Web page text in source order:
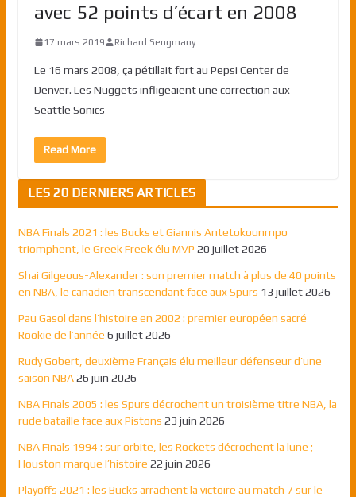
avec 52 points d’écart en 2008
17 mars 2019 Richard Sengmany
Le 16 mars 2008, ça pétillait fort au Pepsi Center de
Denver. Les Nuggets infligeaient une correction aux
Seattle Sonics
Read More
LES 20 DERNIERS ARTICLES
NBA Finals 2021 : les Bucks et Giannis Antetokounmpo
triomphent, le Greek Freek élu MVP 20 juillet 2026
Shai Gilgeous-Alexander : son premier match à plus de 40 points
en NBA, le canadien transcendant face aux Spurs 13 juillet 2026
Pau Gasol dans l’histoire en 2002 : premier européen sacré
Rookie de l’année 6 juillet 2026
Rudy Gobert, deuxième Français élu meilleur défenseur d’une
saison NBA 26 juin 2026
NBA Finals 2005 : les Spurs décrochent un troisième titre NBA, la
rude bataille face aux Pistons 23 juin 2026
NBA Finals 1994 : sur orbite, les Rockets décrochent la lune ;
Houston marque l’histoire 22 juin 2026
Playoffs 2021 : les Bucks arrachent la victoire au match 7 sur le